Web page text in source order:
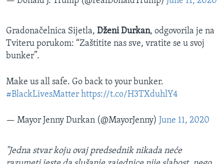
Gradonačelnica Sijetla, Dženi Durkan, odgovorila je na
Tviteru porukom: “Zaštitite nas sve, vratite se u svoj
bunker”.
Make us all safe. Go back to your bunker.
#BlackLivesMatter https://t.co/H3TXduhlY4
— Mayor Jenny Durkan (@MayorJenny) June 11, 2020
"Jedna stvar koju ovaj predsednik nikada neće